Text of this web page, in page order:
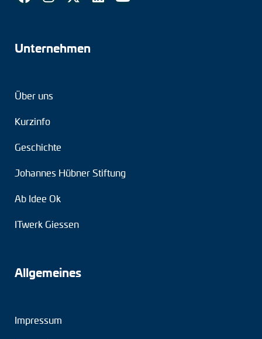
Unternehmen
Über uns
Kurzinfo
Geschichte
Johannes Hübner Stiftung
Ab Idee Ok
ITwerk Giessen
Allgemeines
Impressum